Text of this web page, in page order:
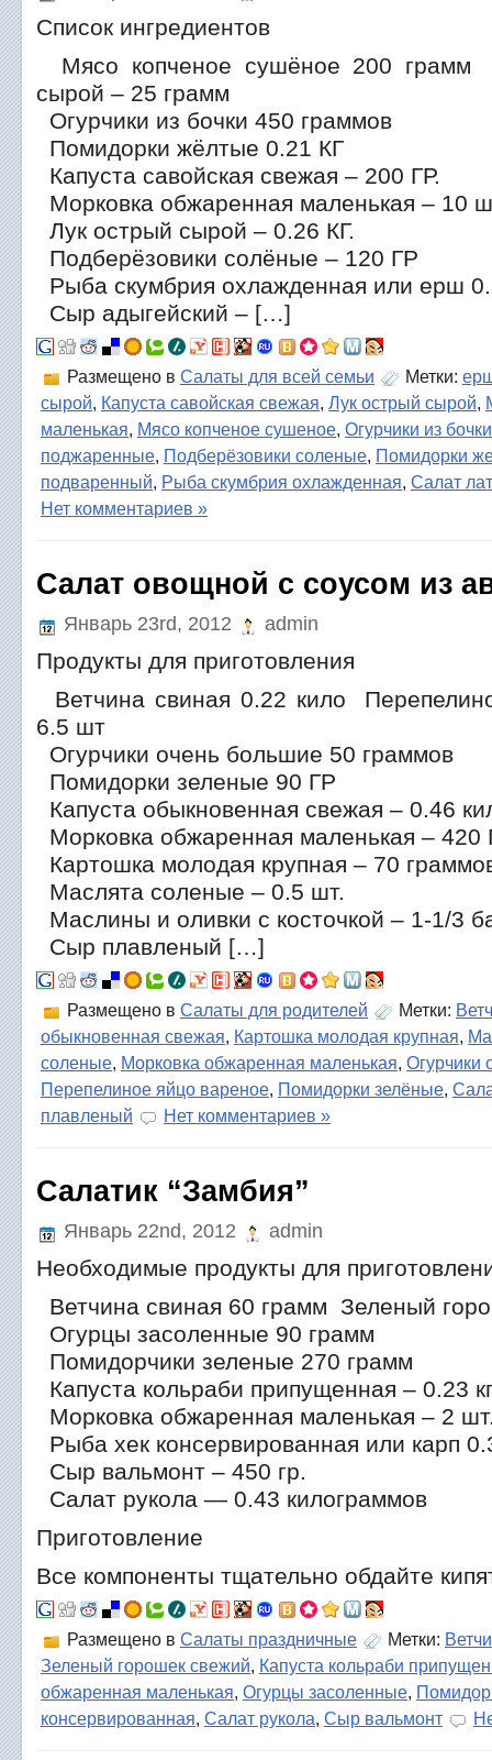
Список ингредиентов
Мясо копченое сушёное 200 грамм
сырой – 25 грамм
Огурчики из бочки 450 граммов
Помидорки жёлтые 0.21 КГ
Капуста савойская свежая – 200 ГР.
Морковка обжаренная маленькая – 10
Лук острый сырой – 0.26 КГ.
Подберёзовики солёные – 120 ГР
Рыба скумбрия охлажденная или ерш
Сыр адыгейский – […]
Размещено в Салаты для всей семьи Метки:
сырой, Капуста савойская свежая, Лук острый сырой,
маленькая, Мясо копченое сушеное, Огурчики из бочки
поджаренные, Подберёзовики соленые, Помидорки
подваренный, Рыба скумбрия охлажденная, Салат
Нет комментариев »
Салат овощной с соусом из
Январь 23rd, 2012 admin
Продукты для приготовления
Ветчина свиная 0.22 кило
6.5 шт
Огурчики очень большие 50 граммов
Помидорки зеленые 90 ГР
Капуста обыкновенная свежая – 0.46
Морковка обжаренная маленькая – 420
Картошка молодая крупная – 70
Маслята соленые – 0.5 шт.
Маслины и оливки с косточкой – 1-1/3
Сыр плавленый […]
Размещено в Салаты для родителей Метки:
обыкновенная свежая, Картошка молодая крупная,
соленые, Морковка обжаренная маленькая, Огурчики
Перепелиное яйцо вареное, Помидорки зелёные,
плавленый
Нет комментариев »
Салатик “Замбия”
Январь 22nd, 2012 admin
Необходимые продукты для
Ветчина свиная 60 грамм Зеленый
Огурцы засоленные 90 грамм
Помидорчики зеленые 270 грамм
Капуста кольраби припущенная – 0.23
Морковка обжаренная маленькая – 2
Рыба хек консервированная или карп
Сыр вальмонт – 450 гр.
Салат рукола — 0.43 килограммов
Приготовление
Все компоненты тщательно обдайте
Размещено в Салаты праздничные Метки:
Зеленый горошек свежий, Капуста кольраби
обжаренная маленькая, Огурцы засоленные,
консервированная, Салат рукола, Сыр вальмонт